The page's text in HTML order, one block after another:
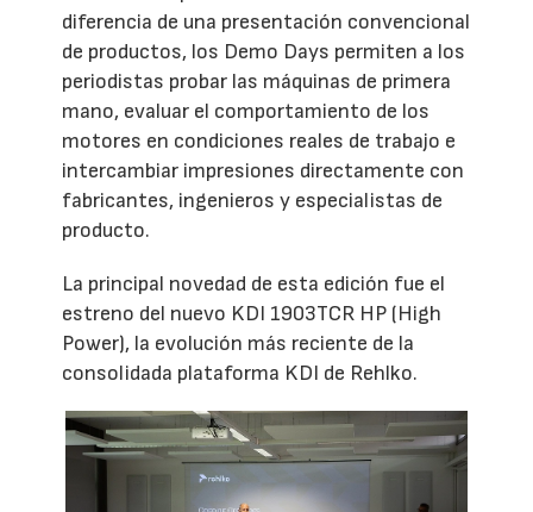
diferencia de una presentación convencional
de productos, los Demo Days permiten a los
periodistas probar las máquinas de primera
mano, evaluar el comportamiento de los
motores en condiciones reales de trabajo e
intercambiar impresiones directamente con
fabricantes, ingenieros y especialistas de
producto.
La principal novedad de esta edición fue el
estreno del nuevo KDI 1903TCR HP (High
Power), la evolución más reciente de la
consolidada plataforma KDI de Rehlko.